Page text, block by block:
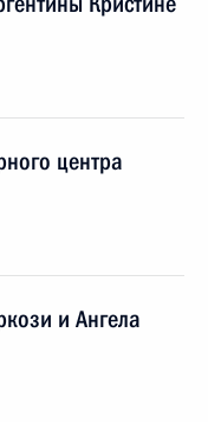
центра
и Ангела